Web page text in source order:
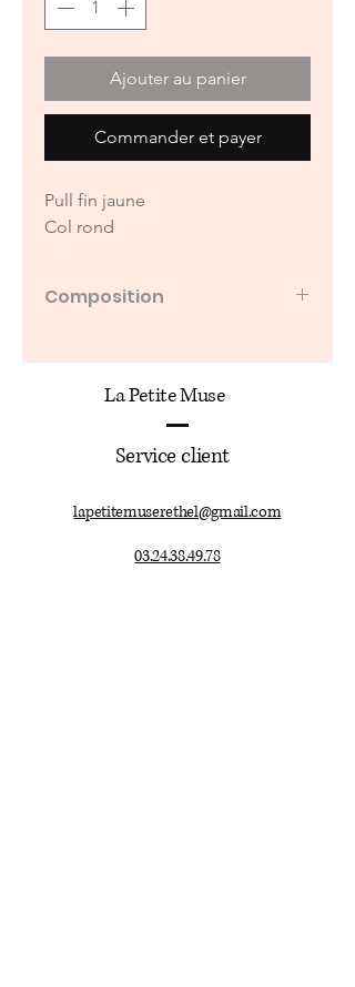
Ajouter au panier
Commander et payer
Pull fin jaune
Col rond
Composition
28% acrylique
18% laineLa Petite Muse
Service client
lapetitemuserethel@gmail.com
03.24.38.49.78